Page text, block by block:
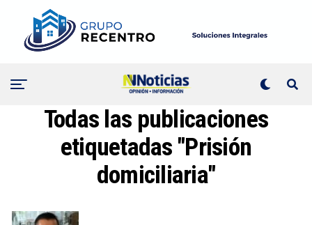
Todas las publicaciones
etiquetadas "Prisión
domiciliaria"